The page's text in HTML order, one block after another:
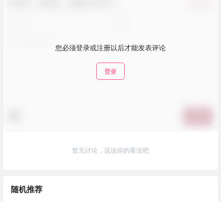
您必须登录或注册以后才能发表评论
登录
暂无讨论，说说你的看法吧
随机推荐